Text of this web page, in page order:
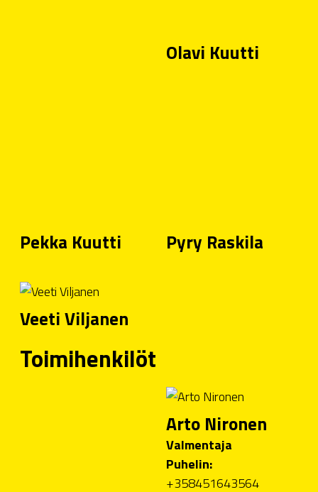
Olavi Kuutti
Pekka Kuutti Pyry Raskila
Veeti Viljanen
Toimihenkilöt
Arto Nironen
Valmentaja
Puhelin:
+358451643564